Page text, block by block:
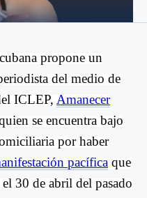
propone un
del medio de
ICLEP, Amanecer
se encuentra bajo
por haber
pacífica que
30 de abril del pasado